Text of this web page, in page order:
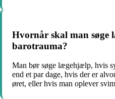
Hvornår skal man søge
barotrauma?
Man bør søge lægehjælp, hvis
end et par dage, hvis der er
øret, eller hvis man oplever